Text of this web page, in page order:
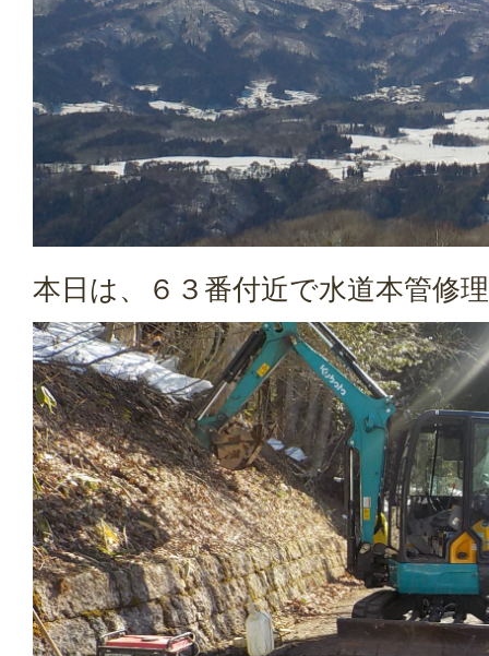
本日は、６３番付近で水道本管修